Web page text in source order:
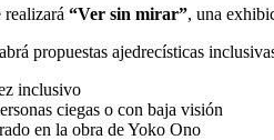
realizará “Ver sin mirar”, una
propuestas ajedrecísticas
inclusivo
ciegas o con baja visión
en la obra de Yoko Ono